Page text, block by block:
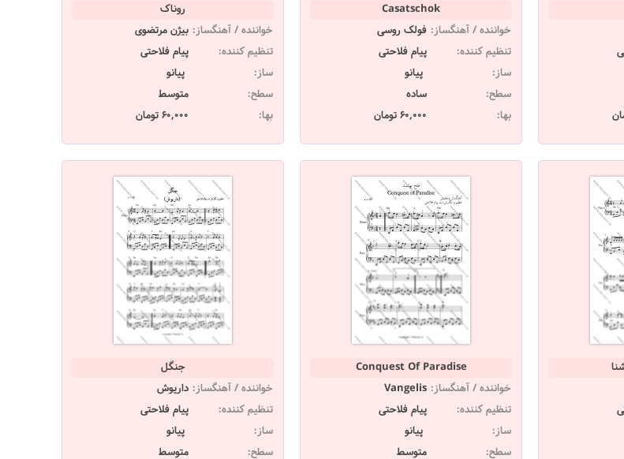
Casatschok
خواننده / آهنگساز: فولک روسی
تنظیم کننده:
پیام فلاحتی
ساز:
پیانو
سطح:
ساده
بها:
60,000 تومان
روناک
خواننده / آهنگساز: بیژن مرتضوی
تنظیم کننده:
پیام فلاحتی
ساز:
پیانو
سطح:
متوسط
بها:
60,000 تومان
Conquest Of Paradise
خواننده / آهنگساز: Vangelis
تنظیم کننده:
پیام فلاحتی
ساز:
پیانو
سطح:
متوسط
جنگل
خواننده / آهنگساز: داریوش
تنظیم کننده:
پیام فلاحتی
ساز:
پیانو
سطح:
متوسط